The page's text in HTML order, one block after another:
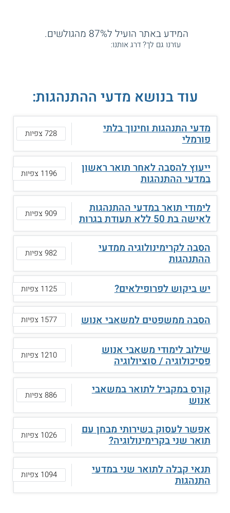
המידע באתר הועיל ל87% מהגולשים.
עזרנו גם לך? דרג אותנו:
עוד בנושא מדעי ההתנהגות:
מדעי התנהגות וחינוך בלתי
פורמלי 728 צפיות
ייעוץ להסבה לאחר תואר ראשון
במדעי ההתנהגות 1196 צפיות
לימודי תואר במדעי ההתנהגות
לאישה בת 50 ללא תעודת בגרות 909 צפיות
הסבה לקרימינולוגיה ממדעי
ההתנהגות 982 צפיות
יש ביקוש לפרופילאים? 1125 צפיות
הסבה ממשפטים למשאבי אנוש 1577 צפיות
שילוב לימודי משאבי אנוש
פסיכולוגיה / סוציולוגיה 1210 צפיות
קורס במקביל לתואר במשאבי
אנוש 886 צפיות
אפשר לעסוק בשירותי מבחן עם
תואר שני בקרימינולוגיה? 1026 צפיות
תנאי קבלה לתואר שני במדעי
התנהגות 1094 צפיות